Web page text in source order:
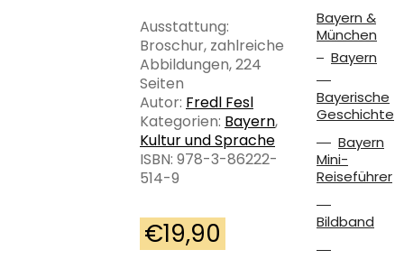
Ausstattung:
Broschur, zahlreiche
Abbildungen, 224
Seiten
Autor: Fredl Fesl
Kategorien: Bayern,
Kultur und Sprache
ISBN: 978-3-86222-
514-9
€19,90
Bayern &
München
Bayern
Bayerische
Geschichte
Bayern
Mini-
Reiseführer
Bildband